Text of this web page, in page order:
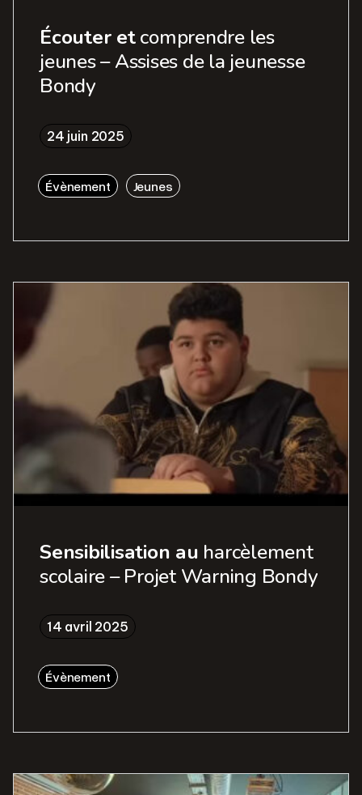
Écouter etcomprendre les
jeunes – Assises de la jeunesse
Bondy
24 juin 2025
Évènement Jeunes
Sensibilisation au harcèlement
scolaire – Projet Warning Bondy
14 avril 2025
Évènement